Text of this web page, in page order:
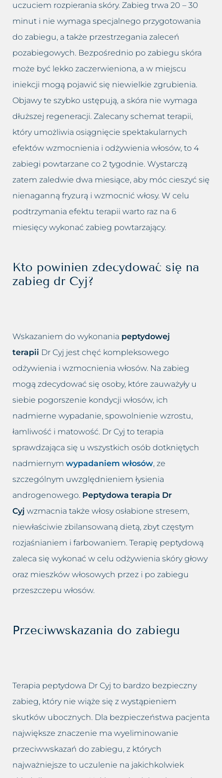
uczuciem rozpierania skóry. Zabieg trwa 20 – 30
minut i nie wymaga specjalnego przygotowania
do zabiegu, a także przestrzegania zaleceń
pozabiegowych. Bezpośrednio po zabiegu skóra
może być lekko zaczerwieniona, a w miejscu
iniekcji mogą pojawić się niewielkie zgrubienia.
Objawy te szybko ustępują, a skóra nie wymaga
dłuższej regeneracji. Zalecany schemat terapii,
który umożliwia osiągnięcie spektakularnych
efektów wzmocnienia i odżywienia włosów, to 4
zabiegi powtarzane co 2 tygodnie. Wystarczą
zatem zaledwie dwa miesiące, aby móc cieszyć się
nienaganną fryzurą i wzmocnić włosy. W celu
podtrzymania efektu terapii warto raz na 6
miesięcy wykonać zabieg powtarzający.
Kto powinien zdecydować się na
zabieg dr Cyj?
Wskazaniem do wykonania peptydowej
terapii Dr Cyj jest chęć kompleksowego
odżywienia i wzmocnienia włosów. Na zabieg
mogą zdecydować się osoby, które zauważyły u
siebie pogorszenie kondycji włosów, ich
nadmierne wypadanie, spowolnienie wzrostu,
łamliwość i matowość. Dr Cyj to terapia
sprawdzająca się u wszystkich osób dotkniętych
nadmiernym wypadaniem włosów, ze
szczególnym uwzględnieniem łysienia
androgenowego. Peptydowa terapia Dr
Cyj wzmacnia także włosy osłabione stresem,
niewłaściwie zbilansowaną dietą, zbyt częstym
rozjaśnianiem i farbowaniem. Terapię peptydową
zaleca się wykonać w celu odżywienia skóry głowy
oraz mieszków włosowych przez i po zabiegu
przeszczepu włosów.
Przeciwwskazania do zabiegu
Terapia peptydowa Dr Cyj to bardzo bezpieczny
zabieg, który nie wiąże się z wystąpieniem
skutków ubocznych. Dla bezpieczeństwa pacjenta
największe znaczenie ma wyeliminowanie
przeciwwskazań do zabiegu, z których
najważniejsze to uczulenie na jakichkolwiek